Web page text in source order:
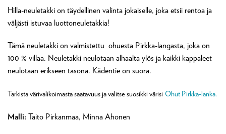
Hilla-neuletakki on täydellinen valinta jokaiselle, joka etsii rentoa ja
väljästi istuvaa luottoneuletakkia!
Tämä neuletakki on valmistettu ohuesta Pirkka-langasta, joka on
100 % villaa. Neuletakki neulotaan alhaalta ylös ja kaikki kappaleet
neulotaan erikseen tasona. Kädentie on suora.
Tarkista värivalikoimasta saatavuus ja valitse suosikki värisi Ohut Pirkka-lanka.
Malli: Taito Pirkanmaa, Minna Ahonen